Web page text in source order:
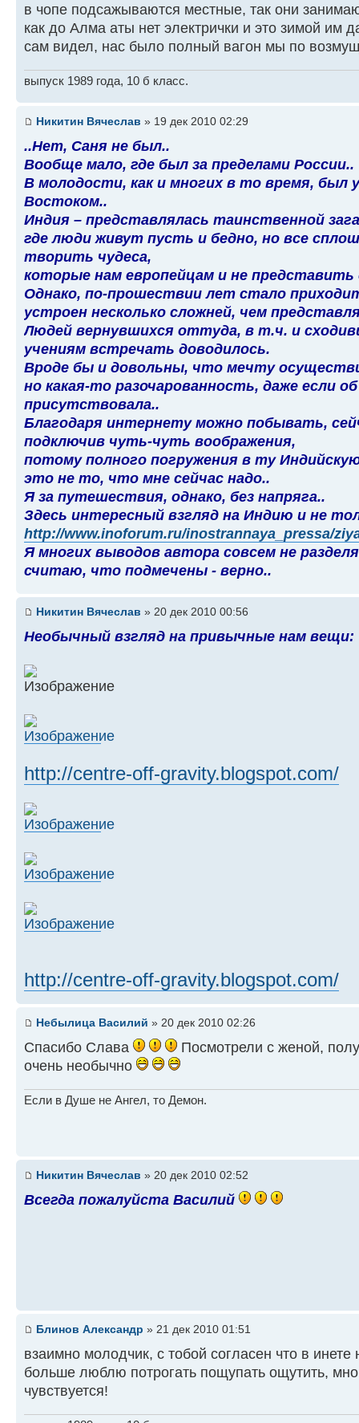
в чопе подсажываются местные, так они
как до Алма аты нет электрички и это зимой им
сам видел, нас было полный вагон мы по
выпуск 1989 года, 10 б класс.
Никитин Вячеслав » 19 дек 2010 02:29
..Нет, Саня не был..
Вообще мало, где был за пределами России..
В молодости, как и многих в то время, был
Востоком..
Индия – представлялась таинственной
где люди живут пусть и бедно, но все
творить чудеса,
которые нам европейцам и не представить
Однако, по-прошествии лет стало
устроен несколько сложней, чем
Людей вернувшихся оттуда, в т.ч. и
учениям встречать доводилось.
Вроде бы и довольны, что мечту
но какая-то разочарованность, даже если
присутствовала..
Благодаря интернету можно побывать,
подключив чуть-чуть воображения,
потому полного погружения в ту
это не то, что мне сейчас надо..
Я за путешествия, однако, без напряга..
Здесь интересный взгляд на Индию и не
http://www.inoforum.ru/inostrannaya_pressa/
Я многих выводов автора совсем не
считаю, что подмечены - верно..
Никитин Вячеслав » 20 дек 2010 00:56
Необычный взгляд на привычные нам вещи:
http://centre-off-gravity.blogspot.com/
http://centre-off-gravity.blogspot.com/
Небылица Василий » 20 дек 2010 02:26
Спасибо Слава
Посмотрели с женой,
очень необычно
Если в Душе не Ангел, то Демон.
Никитин Вячеслав » 20 дек 2010 02:52
Всегда пожалуйста Василий
Блинов Александр » 21 дек 2010 01:51
взаимно молодчик, с тобой согласен что в
больше люблю потрогать пощупать ощутить,
чувствуется!